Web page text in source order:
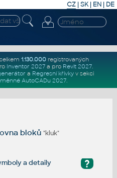
CZ | SK| EN | DE
1.130.000registrovaných
Inventor 2027a pro Revit 2027.
a Regresní křivkyv sekci
AutoCADu 2027.
bloků"kluk"
?
a detaily